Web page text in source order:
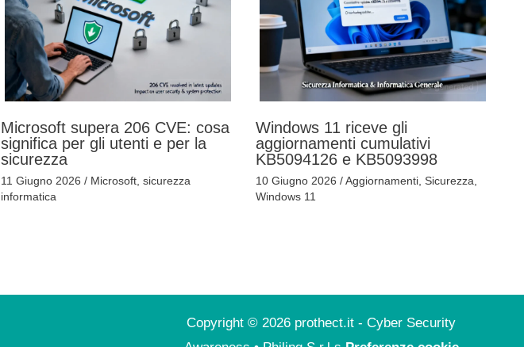
Microsoft supera 206 CVE: cosa
significa per gli utenti e per la
sicurezza
11 Giugno 2026 / Microsoft, sicurezza
informatica
Windows 11 riceve gli
aggiornamenti cumulativi
KB5094126 e KB5093998
10 Giugno 2026 /Aggiornamenti, Sicurezza
Windows 11
Copyright © 2026 prothect.it - Cyber Security